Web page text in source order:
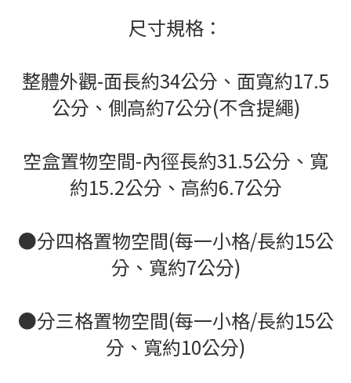
尺寸規格：
整體外觀-面長約34公分、面寬約17.5
公分、側高約7公分(不含提繩)
空盒置物空間-內徑長約31.5公分、寬
約15.2公分、高約6.7公分
●分四格置物空間(每一小格/長約15公
分、寬約7公分)
●分三格置物空間(每一小格/長約15公
分、寬約10公分)